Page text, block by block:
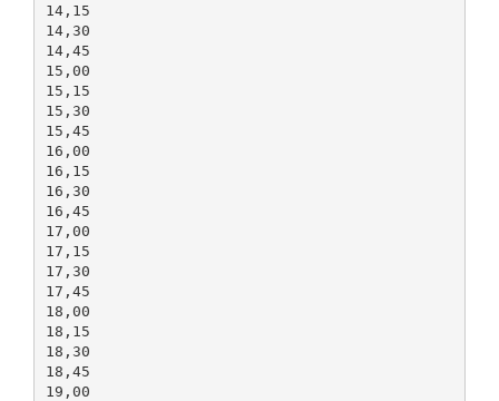
14,15
14,30
14,45
15,00
15,15
15,30
15,45
16,00
16,15
16,30
16,45
17,00
17,15
17,30
17,45
18,00
18,15
18,30
18,45
19,00